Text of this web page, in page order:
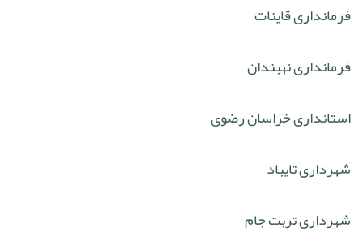
فرمانداری قاینات
فرمانداری نهبندان
استانداری خراسان رضوی
شهرداری تایباد
شهرداری تربت جام